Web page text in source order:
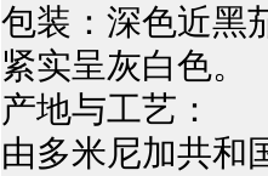
包装：深色近黑
紧实呈灰白色‌。
‌产地与工艺‌：
由多米尼加共和